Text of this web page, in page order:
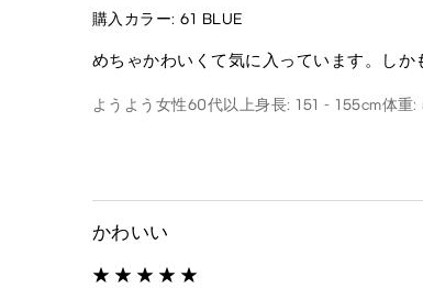
購入カラー: 61 BLUE
めちゃかわいくて気に入っています。しか
ようよう 女性60代以上身長: 151 - 155cm体重:
かわいい